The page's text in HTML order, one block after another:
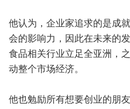
他认为，企业家追求的是成
会的影响力，因此在未来的
食品相关行业立足全亚洲，
动整个市场经济。
他也勉励所有想要创业的朋